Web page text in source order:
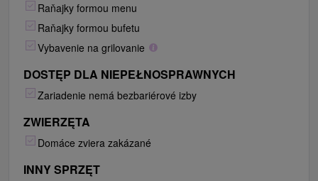
Raňajky formou menu
Raňajky formou bufetu
Vybavenie na grilovanie
DOSTĘP DLA NIEPEŁNOSPRAWNYCH
Zariadenie nemá bezbariérové izby
ZWIERZĘTA
Domáce zviera zakázané
INNY SPRZĘT